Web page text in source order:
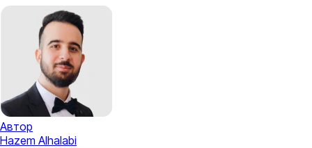
Автор
Hazem Alhalabi